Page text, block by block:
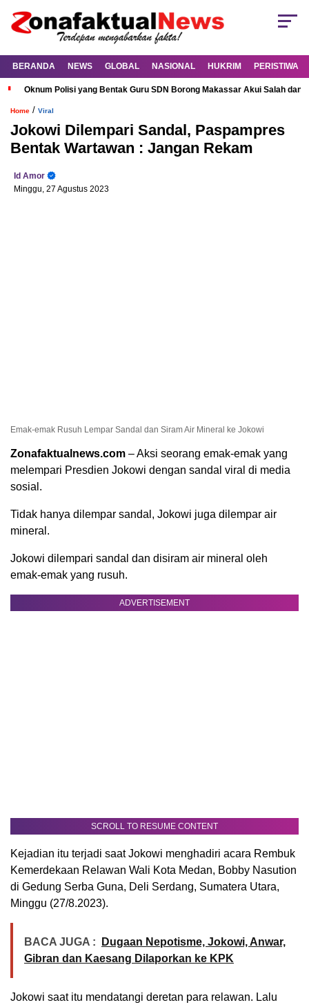
BERANDA NEWS GLOBAL NASIONAL HUKRIM PERISTIWA
Oknum Polisi yang Bentak Guru SDN Borong Makassar Akui Salah dan
Home / Viral
Jokowi Dilempari Sandal, Paspampres
Bentak Wartawan : Jangan Rekam
Id Amor
Minggu, 27 Agustus 2023
Emak-emak Rusuh Lempar Sandal dan Siram Air Mineral ke Jokowi
Zonafaktualnews.com – Aksi seorang emak-emak yang
melempari Presdien Jokowi dengan sandal viral di media
sosial.
Tidak hanya dilempar sandal, Jokowi juga dilempar air
mineral.
Jokowi dilempari sandal dan disiram air mineral oleh
emak-emak yang rusuh.
ADVERTISEMENT
SCROLL TO RESUME CONTENT
Kejadian itu terjadi saat Jokowi menghadiri acara Rembuk
Kemerdekaan Relawan Wali Kota Medan, Bobby Nasution
di Gedung Serba Guna, Deli Serdang, Sumatera Utara,
Minggu (27/8.2023).
BACA JUGA :
Dugaan Nepotisme, Jokowi, Anwar,
Gibran dan Kaesang Dilaporkan ke KPK
Jokowi saat itu mendatangi deretan para relawan. Lalu